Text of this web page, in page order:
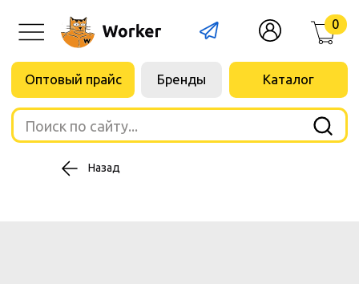
Поиск по сайту...
Назад